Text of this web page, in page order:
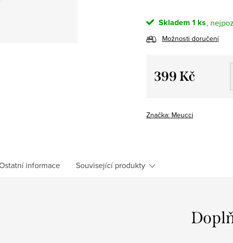
Skladem 1 ks
Možnosti doručení
399 Kč
Značka: Meucci
informace Související produkty